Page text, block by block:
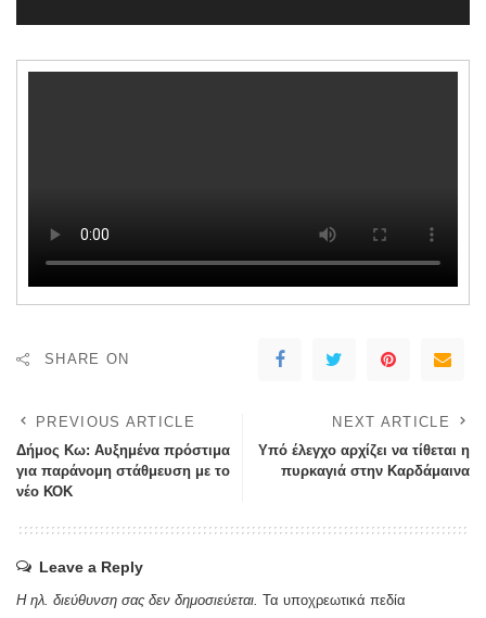
SHARE ON
PREVIOUS ARTICLE
Δήμος Κω: Αυξημένα πρόστιμα
για παράνομη στάθμευση με το
νέο ΚΟΚ
NEXT ARTICLE
Υπό έλεγχο αρχίζει να τίθεται η
πυρκαγιά στην Καρδάμαινα
Leave a Reply
Η ηλ. διεύθυνση σας δεν δημοσιεύεται. Τα υποχρεωτικά πεδία